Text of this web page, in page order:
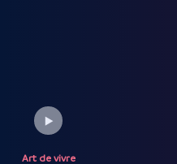
Art de vivre